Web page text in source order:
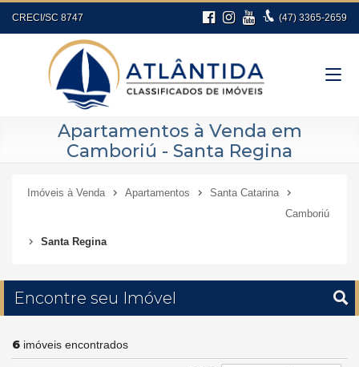
CRECI/SC 8747 (47) 3365-2659
Apartamentos à Venda em
Camboriú - Santa Regina
Imóveis à Venda Apartamentos
Santa Catarina
Camboriú
Santa Regina
Encontre seu Imóvel
6 imóveis encontrados